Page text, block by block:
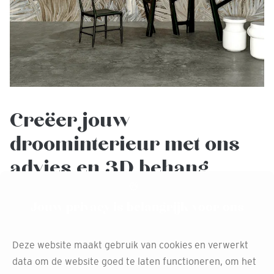
Creëer jouw
droominterieur met ons
advies en 3D behang
het prachtige ARTE behang, maar ook professioneel
interieuradvies.
Deze website maakt gebruik van cookies en verwerkt
data om de website goed te laten functioneren, om het